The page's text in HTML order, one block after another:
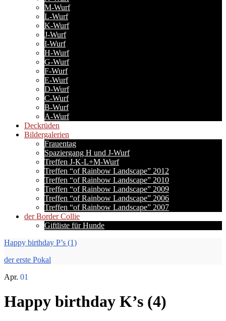
M-Wurf
L-Wurf
K-Wurf
J-Wurf
I-Wurf
H-Wurf
G-Wurf
F-Wurf
E-Wurf
D-Wurf
C-Wurf
B-Wurf
A-Wurf
Deckrüden
Bildergalerien
Frauentag
Spaziergang H und J-Wurf
Treffen J-K-L+M-Wurf
Treffen “of Rainbow Landscape” 2012
Treffen “of Rainbow Landscape” 2010
Treffen “of Rainbow Landscape” 2009
Treffen “of Rainbow Landscape” 2006
Treffen “of Rainbow Landscape” 2007
der Border Collie
Giftliste für Hunde
Happy birthday P’s (1)
der erste Pokal
Apr. 01
Happy birthday K’s (4)